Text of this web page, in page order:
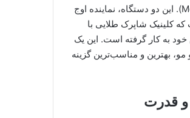
قرار دارند: الکساندرایت کندلا جنتل لیز پرو و الکساندرایت موتوس ای ایکس (Motus AX). این دو دستگاه، نماینده اوج
کلینیک شاپرک طلایی با
خود به کار گرفته است. این یک
بهترین و مناسب‌ترین گزینه
و قدرت